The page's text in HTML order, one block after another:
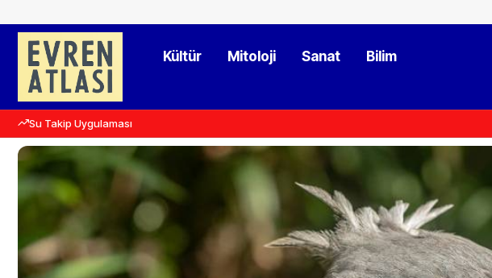
Kültür Mitoloji Sanat Bilim
Su Takip Uygulaması